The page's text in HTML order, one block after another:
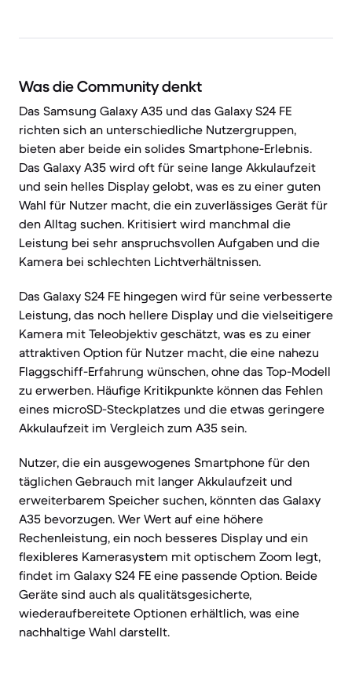
Was die Community denkt
Das Samsung Galaxy A35 und das Galaxy S24 FE
richten sich an unterschiedliche Nutzergruppen,
bieten aber beide ein solides Smartphone-Erlebnis.
Das Galaxy A35 wird oft für seine lange Akkulaufzeit
und sein helles Display gelobt, was es zu einer guten
Wahl für Nutzer macht, die ein zuverlässiges Gerät für
den Alltag suchen. Kritisiert wird manchmal die
Leistung bei sehr anspruchsvollen Aufgaben und die
Kamera bei schlechten Lichtverhältnissen.
Das Galaxy S24 FE hingegen wird für seine verbesserte
Leistung, das noch hellere Display und die vielseitigere
Kamera mit Teleobjektiv geschätzt, was es zu einer
attraktiven Option für Nutzer macht, die eine nahezu
Flaggschiff-Erfahrung wünschen, ohne das Top-Modell
zu erwerben. Häufige Kritikpunkte können das Fehlen
eines microSD-Steckplatzes und die etwas geringere
Akkulaufzeit im Vergleich zum A35 sein.
Nutzer, die ein ausgewogenes Smartphone für den
täglichen Gebrauch mit langer Akkulaufzeit und
erweiterbarem Speicher suchen, könnten das Galaxy
A35 bevorzugen. Wer Wert auf eine höhere
Rechenleistung, ein noch besseres Display und ein
flexibleres Kamerasystem mit optischem Zoom legt,
findet im Galaxy S24 FE eine passende Option. Beide
Geräte sind auch als qualitätsgesicherte,
wiederaufbereitete Optionen erhältlich, was eine
nachhaltige Wahl darstellt.